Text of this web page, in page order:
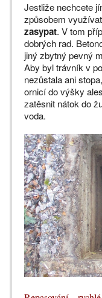
Jestliže nechcete
způsobem
zasypat. V tom
dobrých rad.
jiný zbytný pevný
Aby byl trávník v
nezůstala ani
ornicí do výšky
zatěsnit nátok do
voda.